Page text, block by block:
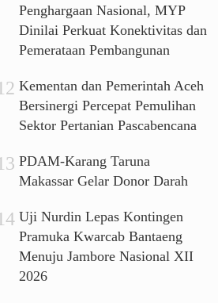
Penghargaan Nasional, MYP
Dinilai Perkuat Konektivitas dan
Pemerataan Pembangunan
Kementan dan Pemerintah Aceh
Bersinergi Percepat Pemulihan
Sektor Pertanian Pascabencana
PDAM-Karang Taruna
Makassar Gelar Donor Darah
Uji Nurdin Lepas Kontingen
Pramuka Kwarcab Bantaeng
Menuju Jambore Nasional XII
2026